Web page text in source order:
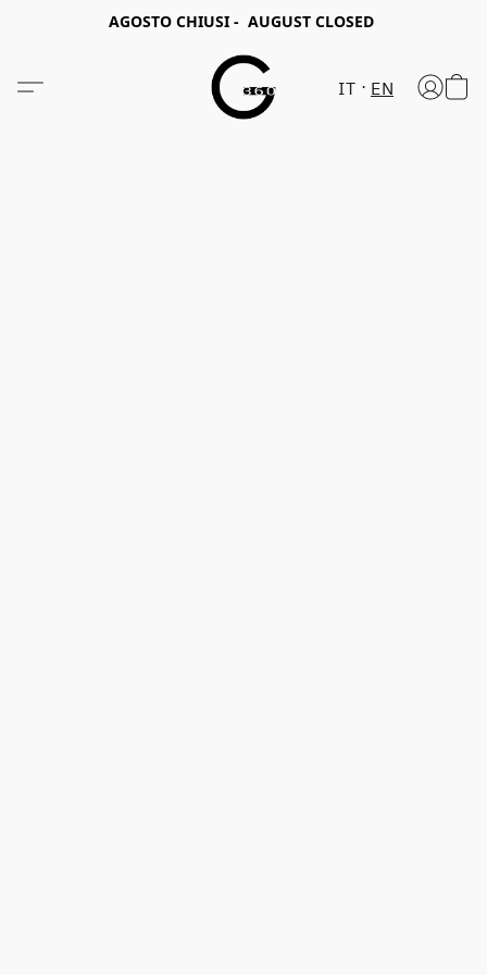
AGOSTO CHIUSI - AUGUST CLOSED
IT EN